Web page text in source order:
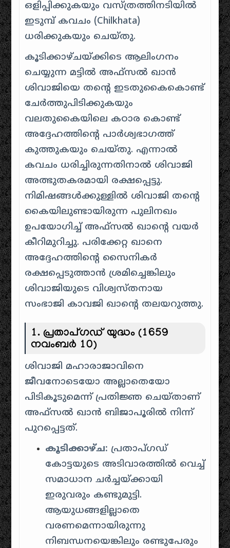
ഒളിപ്പിക്കുകയും വസ്ത്രത്തിനടിയിൽ
ഇടുമ്പ് കവചം (Chilkhata)
ധരിക്കുകയും ചെയ്തു.
കൂടിക്കാഴ്ചയ്ക്കിടെ ആലിംഗനം
ചെയ്യുന്ന മട്ടിൽ അഫ്സൽ ഖാൻ
ശിവാജിയെ തന്റെ ഇടതുകൈകൊണ്ട്
ചേർത്തുപിടിക്കുകയും
വലതുകൈയിലെ കഠാര കൊണ്ട്
അദ്ദേഹത്തിന്റെ പാർശ്വഭാഗത്ത്
കുത്തുകയും ചെയ്തു. എന്നാൽ
കവചം ധരിച്ചിരുന്നതിനാൽ ശിവാജി
അത്ഭുതകരമായി രക്ഷപ്പെട്ടു.
നിമിഷങ്ങൾക്കുള്ളിൽ ശിവാജി തന്റെ
കൈയിലുണ്ടായിരുന്ന പുലിനഖം
ഉപയോഗിച്ച് അഫ്സൽ ഖാന്റെ വയർ
കീറിമുറിച്ചു. പരിക്കേറ്റ ഖാനെ
അദ്ദേഹത്തിന്റെ സൈനികർ
രക്ഷപ്പെടുത്താൻ ശ്രമിച്ചെങ്കിലും
ശിവാജിയുടെ വിശ്വസ്തനായ
സംഭാജി കാവജി ഖാന്റെ തലയറുത്തു.
1. പ്രതാപ്ഗഡ് യുദ്ധം (1659
നവംബർ 10)
ശിവാജി മഹാരാജാവിനെ
ജീവനോടെയോ അല്ലാതെയോ
പിടികൂടുമെന്ന് പ്രതിജ്ഞ ചെയ്താണ്
അഫ്സൽ ഖാൻ ബിജാപൂരിൽ നിന്ന്
പുറപ്പെട്ടത്.
കൂടിക്കാഴ്ച: പ്രതാപ്ഗഡ്
കോട്ടയുടെ അടിവാരത്തിൽ വെച്ച്
സമാധാന ചർച്ചയ്ക്കായി
ഇരുവരും കണ്ടുമുട്ടി.
ആയുധങ്ങളില്ലാതെ
വരണമെന്നായിരുന്നു
നിബന്ധനയെങ്കിലും രണ്ടുപേരും